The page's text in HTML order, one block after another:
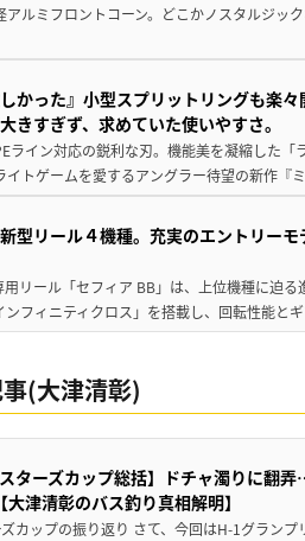
ルミフロントコーン。どこかノスタルジッ
しかった』小型スプリットリングも楽
きすぎず、求めていた使いやすさ。
ライン対応の鋭利な刃。機能美を凝縮した「
イトゲームを愛するアングラー待望の新作『
型リール４機種。充実のエントリー
リール「セフィア BB」は、上位機種に迫
ンフィニティクロス」を搭載し、回転性能と
(大津清彰)
スターズカップ総括】ドチャ濁りに翻
津清彰のバス釣り真相解明】
カップの振り返り さて、今回はH-1グラン